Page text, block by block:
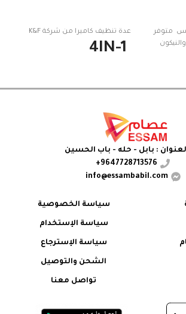
متوفر
عدة تنظيف كاميرا من شركة K&F
: بابل - حله - باب الحسين
9647728713576+
info@essambabil.com
سياسة الخصوصية
سياسة الإستخدام
سياسة الإسترجاع
الشحن والتوصيل
تواصل معنا